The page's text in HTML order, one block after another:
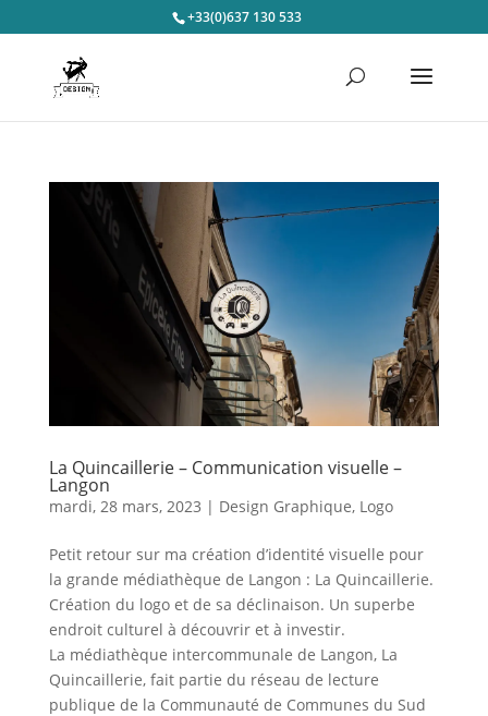
+33(0)637 130 533
La Quincaillerie – Communication visuelle –
Langon
mardi, 28 mars, 2023 | Design Graphique, Logo
Petit retour sur ma création d’identité visuelle pour
la grande médiathèque de Langon : La Quincaillerie.
Création du logo et de sa déclinaison. Un superbe
endroit culturel à découvrir et à investir.
La médiathèque intercommunale de Langon, La
Quincaillerie, fait partie du réseau de lecture
publique de la Communauté de Communes du Sud